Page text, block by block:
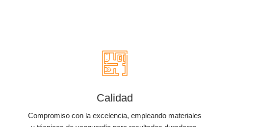
Calidad
Compromiso con la excelencia, empleando materiales